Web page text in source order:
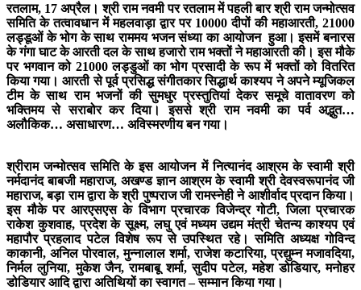
रतलाम, 17 अप्रैल। श्री राम नवमी पर रतलाम में पहली बार श्री राम जन्मोत्सव
समिति के तत्वावधान में महलवाड़ा द्वार पर 10000 दीपों की महाआरती, 21000
लड्डूओं के भोग के साथ राममय भजन संध्या का आयोजन हुआ। इसमें बनारस
के गंगा घाट के आरती दल के साथ हजारो राम भक्तों ने महाआरती की। इस मौके
पर भगवान को 21000 लड्डुओं का भोग प्रसादी के रूप में भक्तों को वितरित
किया गया। आरती से पूर्व प्रसिद्ध संगीतकार सिद्धार्थ काश्यप ने अपने म्यूजिकल
टीम के साथ राम भजनों की सुमधुर प्रस्तुतियां देकर समूचे वातावरण को
भक्तिमय से सराबोर कर दिया। इससे श्री राम नवमी का पर्व अद्भुत…
अलौकिक… असाधारण… अविस्मरणीय बन गया।
श्रीराम जन्मोत्सव समिति के इस आयोजन में नित्यानंद आश्रम के स्वामी श्री
नर्मदानंद बाबजी महाराज, अखण्ड ज्ञान आश्रम के स्वामी श्री देवस्वरूपानंद जी
महाराज, बड़ा राम द्वारा के श्री पुष्पराज जी रामस्नेही ने आशीर्वाद प्रदान किया।
इस मौके पर आरएसएस के विभाग प्रचारक विजेन्द्र गोटी, जिला प्रचारक
राकेश कुशवाह, प्रदेश के सूक्ष्म, लघु एवं मध्यम उद्यम मंत्री चेतन्य काश्यप एवं
महापौर प्रहलाद पटेल विशेष रूप से उपस्थित रहे। समिति अध्यक्ष गोविन्द
काकानी, अनिल पोरवाल, मुन्नालाल शर्मा, राजेश कटारिया, प्रद्युम्न मजावदिया,
निर्मल लुनिया, मुकेश जैन, रामबाबू शर्मा, सुदीप पटेल, महेश डोडियार, मनोहर
डोडियार आदि द्वारा अतिथियों का स्वागत – सम्मान किया गया।